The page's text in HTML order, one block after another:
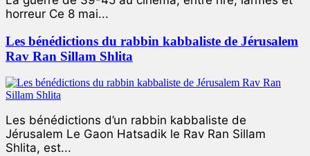
horreur Ce 8 mai...
Les bénédictions du rabbin kabbaliste de Jérusalem
Rav Ran Sillam Shlita
Les bénédictions d’un rabbin kabbaliste de
Jérusalem Le Gaon Hatsadik le Rav Ran Sillam
Shlita, est...